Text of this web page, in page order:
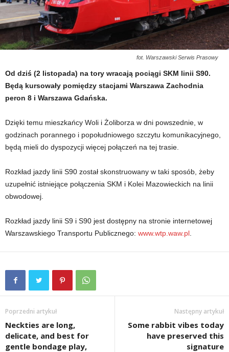
fot. Warszawski Serwis Prasowy
Od dziś (2 listopada) na tory wracają pociągi SKM linii S90.
Będą kursowały pomiędzy stacjami Warszawa Zachodnia
peron 8 i Warszawa Gdańska.
Dzięki temu mieszkańcy Woli i Żoliborza w dni powszednie, w
godzinach porannego i popołudniowego szczytu komunikacyjnego,
będą mieli do dyspozycji więcej połączeń na tej trasie.
Rozkład jazdy linii S90 został skonstruowany w taki sposób, żeby
uzupełnić istniejące połączenia SKM i Kolei Mazowieckich na linii
obwodowej.
Rozkład jazdy linii S9 i S90 jest dostępny na stronie internetowej
Warszawskiego Transportu Publicznego: www.wtp.waw.pl
Poprzedni artykuł
Neckties are long,
delicate, and best for
gentle bondage play,
Następny artykuł
Some rabbit vibes today
have preserved this
signature